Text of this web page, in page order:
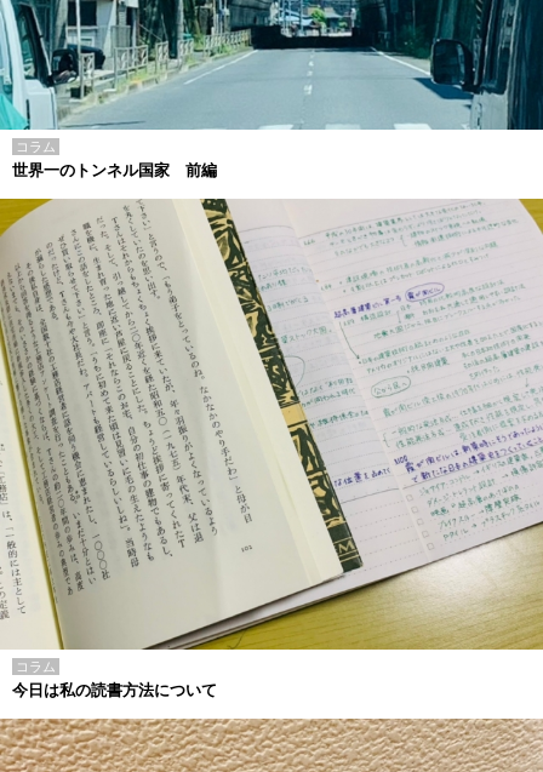
コラム
世界一のトンネル国家 前編
コラム
今日は私の読書方法について